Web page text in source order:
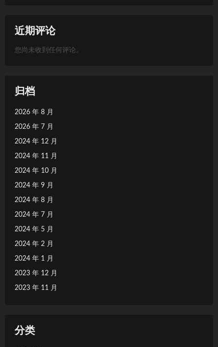
近期评论
您尚未收到任何评论。
归档
2026 年 8 月
2026 年 7 月
2024 年 12 月
2024 年 11 月
2024 年 10 月
2024 年 9 月
2024 年 8 月
2024 年 7 月
2024 年 5 月
2024 年 2 月
2024 年 1 月
2023 年 12 月
2023 年 11 月
分类